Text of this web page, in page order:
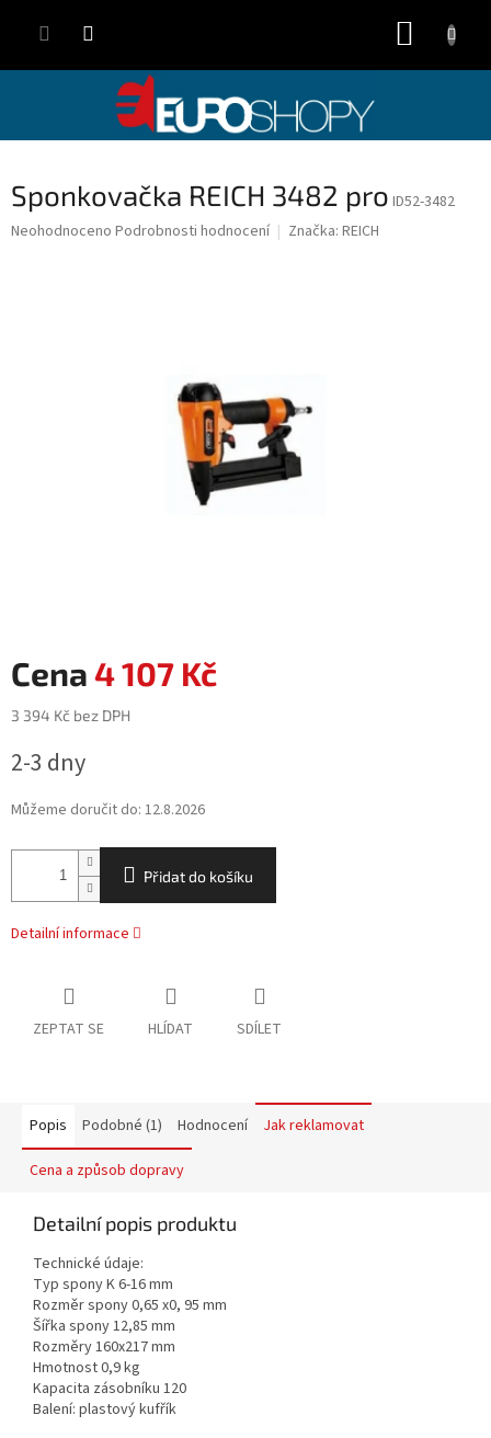
Sponkovačka REICH 3482 pro ID52-3482
Průměrné
Neohodnoceno Podrobnosti hodnocení Značka: REICH
4 107 Kč
3 394 Kč bez DPH
cena:
2-3 dny
Můžeme doručit do: 12.8.2026
Přidat do košíku
Detailní informace
ZEPTAT SE HLÍDAT SDÍLET
Popis Podobné (1) Hodnocení Jak reklamovat
Cena a způsob dopravy
Detailní popis produktu
Technické údaje:
Typ spony K 6-16 mm
Rozměr spony 0,65 x0, 95 mm
Šířka spony 12,85 mm
Rozměry 160x217 mm
Hmotnost 0,9 kg
Kapacita zásobníku 120
Balení: plastový kufřík